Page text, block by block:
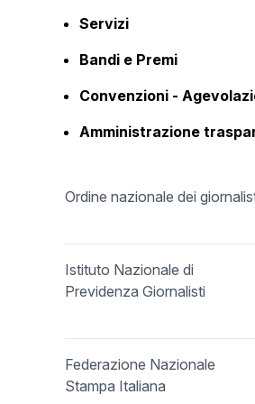
Servizi
Bandi e Premi
Convenzioni -
Amministrazione
Ordine nazionale dei
Istituto Nazionale di
Previdenza Giornalisti
Federazione Nazionale
Stampa Italiana